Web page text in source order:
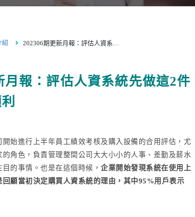
紹
月報：評估人資系統先做這2件
開始進行上半年員工績效考核及購入設備的合用評估，尤
角色，負責管理整間公司大大小小的人事、差勤及薪水
的事情。也是在這個時候， 企業開始發現系統在使用上
顧當初決定購買人資系統的理由，其中95%用戶表示